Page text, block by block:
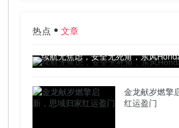
热点 文章
续航无焦虑，安全无死角，东风
金龙献岁燃擎
红运盈门